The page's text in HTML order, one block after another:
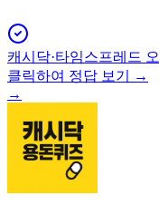
캐시닥·타임스프레드
클릭하여 정답 보기 →
→